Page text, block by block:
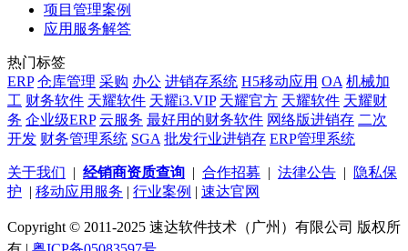
项目管理案例
应用服务解答
热门标签
ERP 仓库管理 采购 办公 进销存系统 H5移动应用 OA 机械加
工 财务软件 天耀软件 天耀i3.VIP 天耀官方 天耀软件 天耀财
务 企业级ERP 云服务 最好用的财务软件 网络版进销存 二次
开发 财务管理系统 SGA 批发行业进销存 ERP管理系统
关于我们 | 经销商资质查询 | 合作招募 | 法律公告 |
隐私保
护 | 移动应用服务 | 行业案例 | 速达官网
Copyright © 2011-2025 速达软件技术（广州）有限公司 版权所